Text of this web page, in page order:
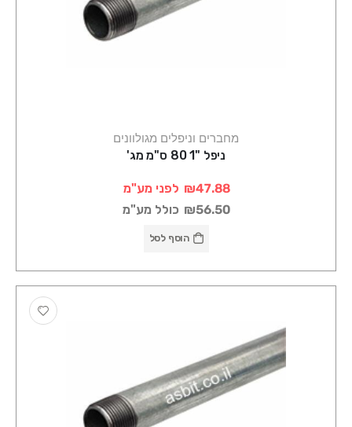
מחברים וניפלים מגולוונים
ניפל "1 80 ס"מ מג'
₪47.88 לפני מע"מ
₪56.50 כולל מע"מ
הוסף לסל